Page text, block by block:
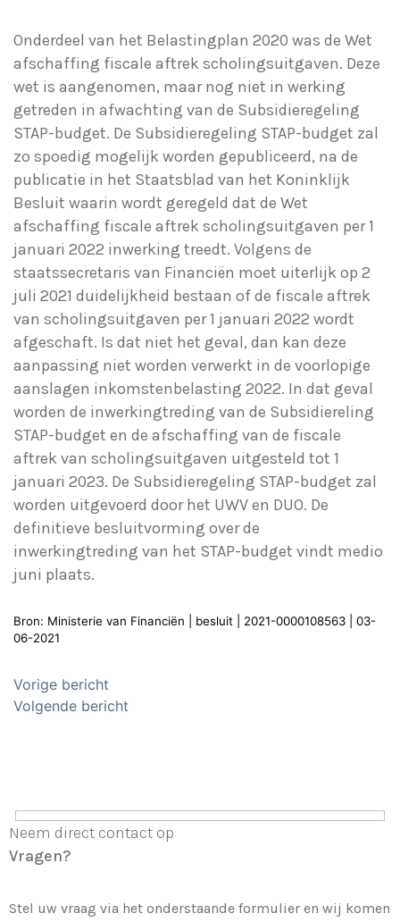
Onderdeel van het Belastingplan 2020 was de Wet
afschaffing fiscale aftrek scholingsuitgaven. Deze
wet is aangenomen, maar nog niet in werking
getreden in afwachting van de Subsidieregeling
STAP-budget. De Subsidieregeling STAP-budget zal
zo spoedig mogelijk worden gepubliceerd, na de
publicatie in het Staatsblad van het Koninklijk
Besluit waarin wordt geregeld dat de Wet
afschaffing fiscale aftrek scholingsuitgaven per 1
januari 2022 inwerking treedt. Volgens de
staatssecretaris van Financiën moet uiterlijk op 2
juli 2021 duidelijkheid bestaan of de fiscale aftrek
van scholingsuitgaven per 1 januari 2022 wordt
afgeschaft. Is dat niet het geval, dan kan deze
aanpassing niet worden verwerkt in de voorlopige
aanslagen inkomstenbelasting 2022. In dat geval
worden de inwerkingtreding van de Subsidiereling
STAP-budget en de afschaffing van de fiscale
aftrek van scholingsuitgaven uitgesteld tot 1
januari 2023. De Subsidieregeling STAP-budget zal
worden uitgevoerd door het UWV en DUO. De
definitieve besluitvorming over de
inwerkingtreding van het STAP-budget vindt medio
juni plaats.
Bron: Ministerie van Financiën | besluit | 2021-0000108563 | 03-
06-2021
Bericht
navigatie
Vorige bericht
Volgende bericht
Neem direct contact op
Vragen?
Stel uw vraag via het onderstaande formulier en wij komen